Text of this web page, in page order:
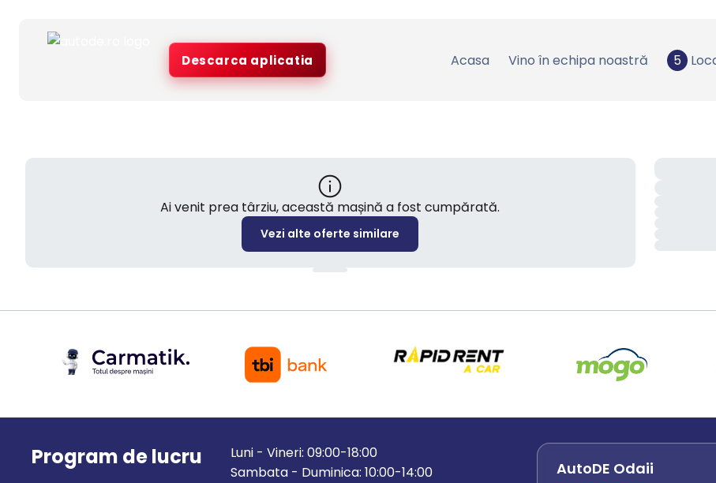
Descarca aplicatia Acasa Vino în echipa noastră 5
Ai venit prea târziu, această mașină a fost cumpărată.
Vezi alte oferte similare
Program de lucru
Luni - Vineri: 09:00-18:00
Sambata - Duminica: 10:00-14:00
AutoDE Odaii